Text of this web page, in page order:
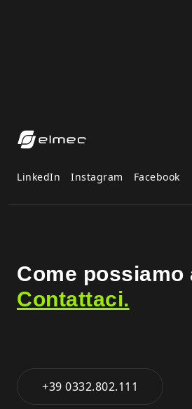
LinkedIn Instagram Facebook
Come possiamo
Contattaci.
+39 0332.802.111